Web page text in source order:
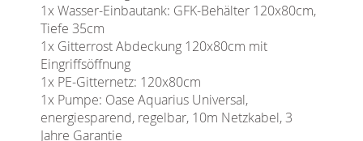
1x Wasser-Einbautank: GFK-Behälter 120x80cm,
Tiefe 35cm
1x Gitterrost Abdeckung 120x80cm mit
Eingriffsöffnung
1x PE-Gitternetz: 120x80cm
1x Pumpe: Oase Aquarius Universal,
energiesparend, regelbar, 10m Netzkabel, 3
Jahre Garantie